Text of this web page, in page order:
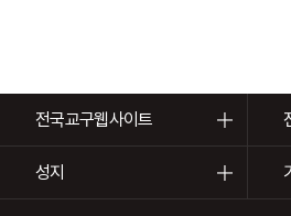
전국교구웹사이트
성지